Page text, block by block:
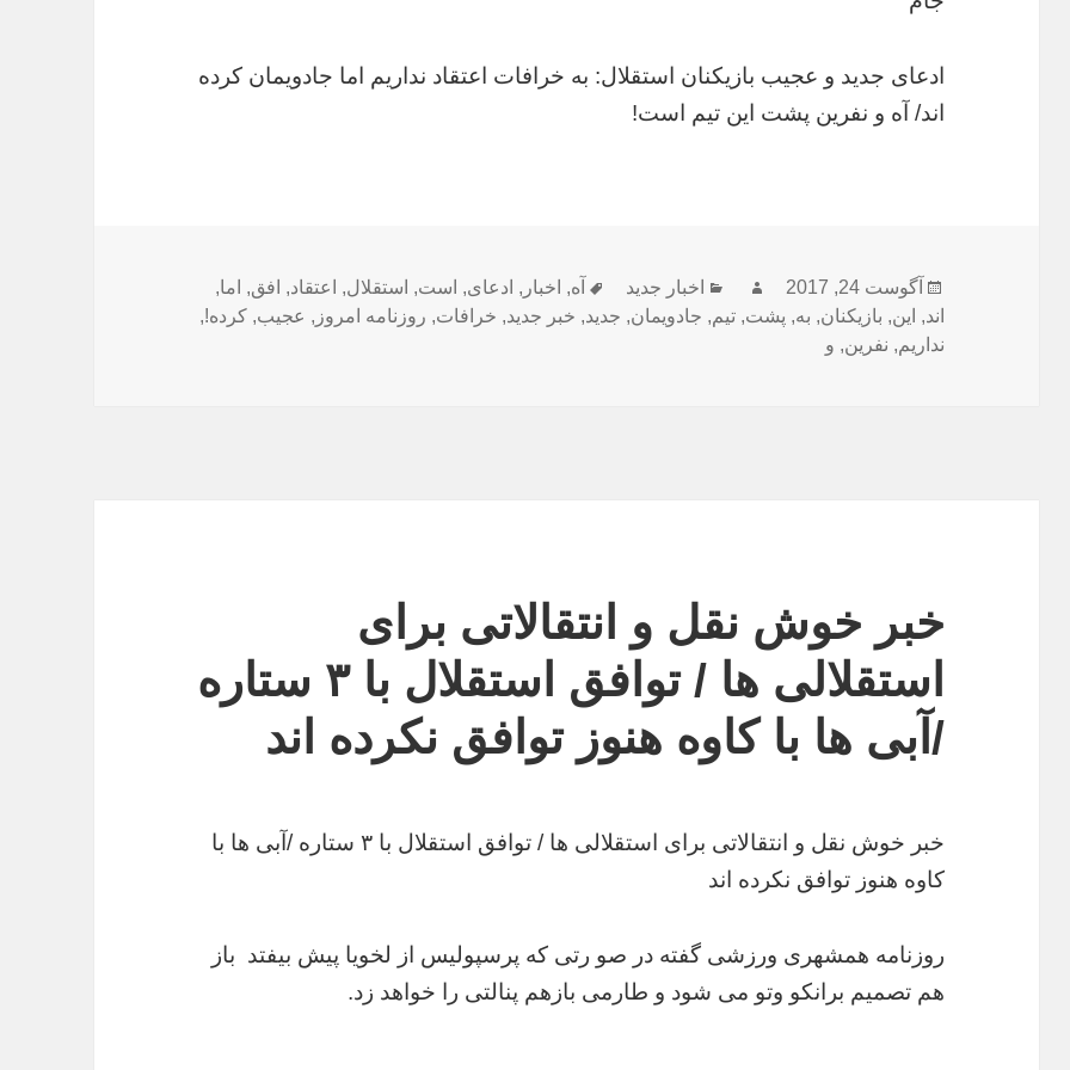
ادعای جدید و عجیب بازیکنان استقلال: به خرافات اعتقاد نداریم اما جادویمان کرده
اند/ آه و نفرین پشت این تیم است!
ارسال
شده
در
آگوست 24, 2017 نویسندهدسته‌ها
اخبار جدید برچسب‌ها
آه, اخبار , ادعای, است, استقلال, اعتقاد, افق, اما,
اند, این, بازیکنان, به, پشت,تیم, جادویمان, جدید, خبر جدید, خرافات, روزنامه امروز , عجیب,کرده!,
نداریم, نفرین, و
خبر خوش نقل و انتقالاتی برای
استقلالی ها / توافق استقلال با ۳ ستاره
/آبی ها با کاوه هنوز توافق نکرده اند
خبر خوش نقل و انتقالاتی برای استقلالی ها / توافق استقلال با ۳ ستاره /آبی ها با
کاوه هنوز توافق نکرده اند
روزنامه همشهری ورزشی گفته در صو رتی که پرسپولیس از لخویا پیش بیفتد باز
هم تصمیم برانکو وتو می شود و طارمی بازهم پنالتی را خواهد زد.